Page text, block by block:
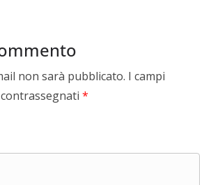
non sarà pubblicato. I campi
*